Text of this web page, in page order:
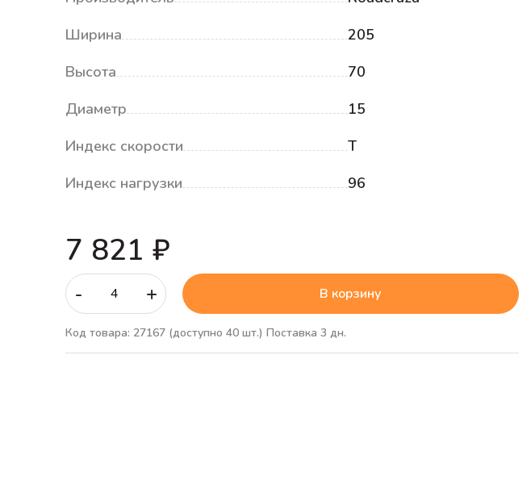
Ширина
205
Высота
70
Диаметр
15
Индекс скорости
T
Индекс нагрузки
96
7 821 ₽
- + В корзину
Код товара: 27167 (доступно 40 шт.) Поставка 3 дн.